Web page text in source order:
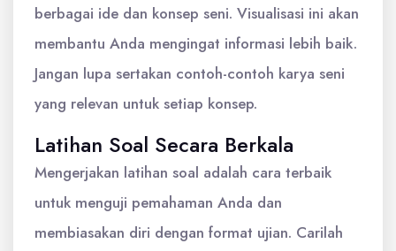
berbagai ide dan konsep seni. Visualisasi ini akan
membantu Anda mengingat informasi lebih baik.
Jangan lupa sertakan contoh-contoh karya seni
yang relevan untuk setiap konsep.
Latihan Soal Secara Berkala
Mengerjakan latihan soal adalah cara terbaik
untuk menguji pemahaman Anda dan
membiasakan diri dengan format ujian. Carilah